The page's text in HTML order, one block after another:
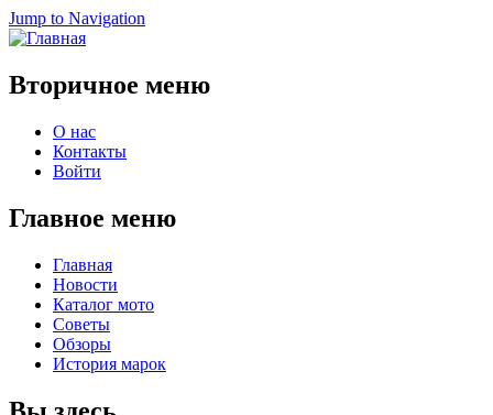
Jump to Navigation
Вторичное меню
О нас
Контакты
Войти
Главное меню
Главная
Новости
Каталог мото
Советы
Обзоры
История марок